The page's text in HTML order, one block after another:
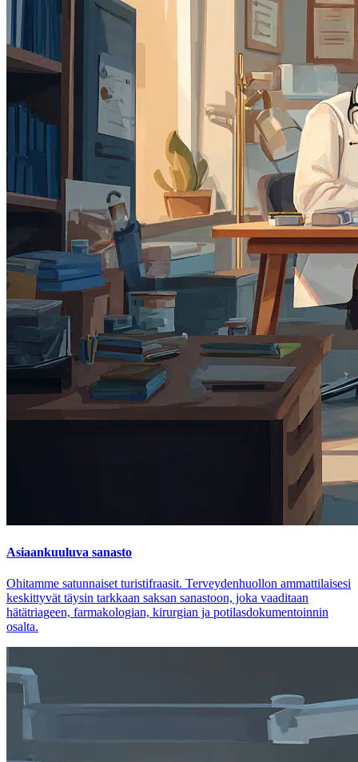
Asiaankuuluva sanasto
Ohitamme satunnaiset turistifraasit. Terveydenhuollon ammattilaisesi
keskittyvät täysin tarkkaan saksan sanastoon, joka vaaditaan
hätätriageen, farmakologian, kirurgian ja potilasdokumentoinnin
osalta.